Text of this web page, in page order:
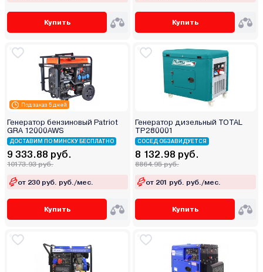
Купить Купить
Под заказ 5 дней
Генератор бензиновый Patriot
GRA 12000AWS
ДОСТАВИМ ПО МИНСКУ БЕСПЛАТНО
9 333.88 руб.
10173.93 руб.
от 230 руб. руб./мес.
Купить
Генератор дизельный TOTAL
TP280001
СОСЕД ОБЗАВИДУЕТСЯ
8 132.98 руб.
8864.95 руб.
от 201 руб. руб./мес.
Купить